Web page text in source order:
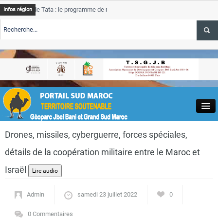
Close
Actualités
Infos région
de Tata : le programme de rehabilitation post-inondations
TSGJB Tourisme : l’ONMT renforce l’aerien a Dakhla et
Tata
TSGJB Tourisme au Maroc : Transavia renforce les vols Paris-
Drones, missiles, cyberguerre, forces spéciales,
détails de la coopération militaire entre le Maroc et
Israël
Admin samedi 23 juillet 2022 0
0 Commentaires